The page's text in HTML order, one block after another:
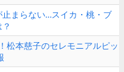
止まらない…スイカ・桃・ブ
松本慈子のセレモニアルピッ